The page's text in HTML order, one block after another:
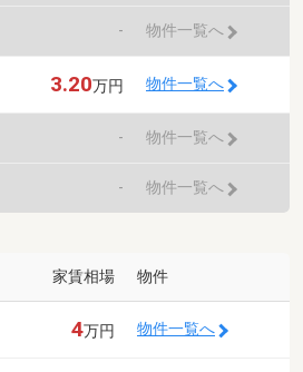
- 物件一覧へ
3.20万円 物件一覧へ
- 物件一覧へ
- 物件一覧へ
家賃相場 物件
4万円 物件一覧へ